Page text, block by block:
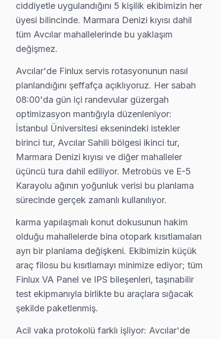
İkinci temas — İlk iletişim: Telefon veya mesaj yoluyla
Üçüncü temas — Saha müdahalesi: İstanbul
Dördüncü temas — Teslim sonrası: Garanti belgesi +
Avcılar'de söz konusu model televizyon ünitesi
İkincisi anakart güç düzlemleri: Finlux UHD
Üçüncüsü eMMC depolama: bu marka Android akıllı
Finlux Servisi: Avcılar Yerel Bilgi
Avcılar ilçesi, İstanbul Avrupa Yakası'nın yaklaşık
Avcılar Finlux TV Arızaları – Televizyonunuz
Finlux televizyon'niz sorun mu çıkarıyor? Avcılar'de
Finlux televizyonlarda sık karşılaşılan arıza türleri ve
• Avcılar'de Siyah Ekran / Görüntü Yok: LED
• Avcılar'de Görüntü Var Ses Yok: Ses kartı veya
• Avcılar'de Kırmızı Işık Yanıp Sönüyor: Güç kartı
• Avcılar'de Görüntüde Şerit / Çizgiler: Panel veya
• Avcılar'de Smart ekran Donuyor: Firmware
• Avcılar'de televizyon ünitesi Açılmıyor: Kapasitör
Avcılar bölgenizdeki Finlux panel arızanız için aynı
Neden Avcılar'de Finlux teknik desteği Tercih
ciddiyetle uygulandığını 5 kişilik ekibimizin her
üyesi bilincinde. Marmara Denizi kıyısı dahil
tüm Avcılar mahallelerinde bu yaklaşım
değişmez.
Avcılar'de Finlux servis rotasyonunun nasıl
planlandığını şeffafça açıklıyoruz. Her sabah
08:00'da gün içi randevular güzergah
optimizasyon mantığıyla düzenleniyor:
İstanbul Üniversitesi eksenindeki istekler
birinci tur, Avcılar Sahili bölgesi ikinci tur,
Marmara Denizi kıyısı ve diğer mahalleler
üçüncü tura dahil ediliyor. Metrobüs ve E-5
Karayolu ağının yoğunluk verisi bu planlama
sürecinde gerçek zamanlı kullanılıyor.
karma yapılaşmalı konut dokusunun hakim
olduğu mahallelerde bina otopark kısıtlamaları
ayrı bir planlama değişkeni. Ekibimizin küçük
araç filosu bu kısıtlamayı minimize ediyor; tüm
Finlux VA Panel ve IPS bileşenleri, taşınabilir
test ekipmanıyla birlikte bu araçlara sığacak
şekilde paketlenmiş.
Acil vaka protokolü farklı işliyor: Avcılar'de